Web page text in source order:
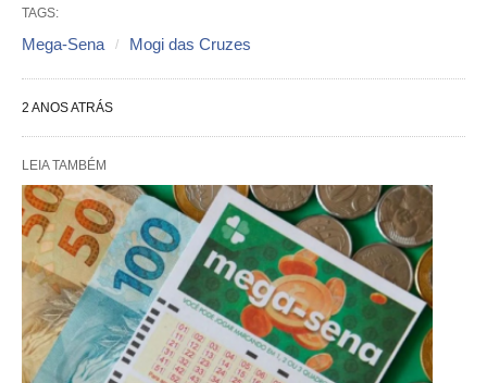
TAGS:
Mega-Sena Mogi das Cruzes
2 ANOS ATRÁS
LEIA TAMBÉM